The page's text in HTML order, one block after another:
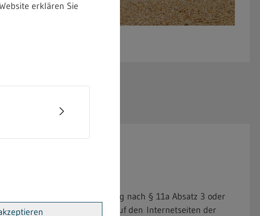
der Betriebe mit Zulassung nach § 11a Absatz 3 oder
Württemberg zentral auf den Internetseiten der
erklären Sie